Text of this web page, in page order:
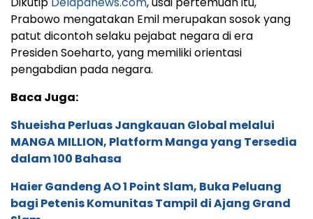
Prabowo mengatakan Emil merupakan sosok yang
patut dicontoh selaku pejabat negara di era
Presiden Soeharto, yang memiliki orientasi
pengabdian pada negara.
Baca Juga:
Shueisha Perluas Jangkauan Global melalui
MANGA MILLION, Platform Manga yang Tersedia
dalam 100 Bahasa
Haier Gandeng AO 1 Point Slam, Buka Peluang
bagi Petenis Komunitas Tampil di Ajang Grand